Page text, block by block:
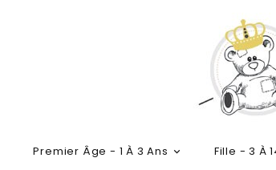

Premier Âge - 1 À 3 Ans Fille - 3 À